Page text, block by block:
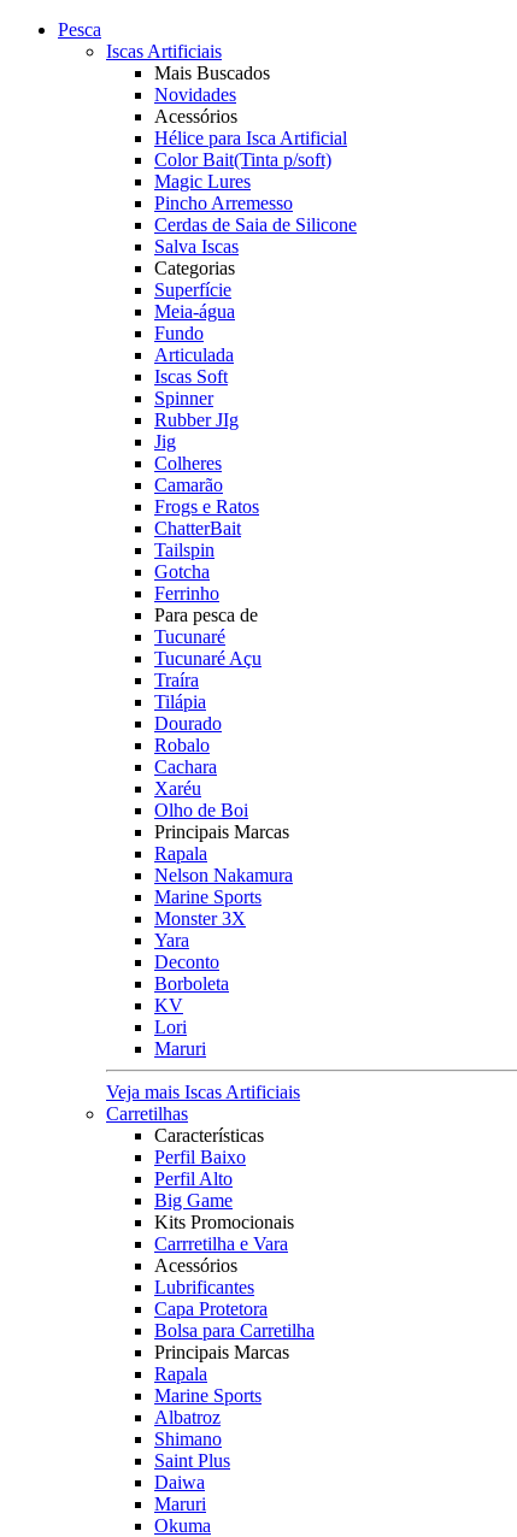
Pesca
Iscas Artificiais
Mais Buscados
Novidades
Acessórios
Hélice para Isca Artificial
Color Bait(Tinta p/soft)
Magic Lures
Pincho Arremesso
Cerdas de Saia de Silicone
Salva Iscas
Categorias
Superfície
Meia-água
Fundo
Articulada
Iscas Soft
Spinner
Rubber JIg
Jig
Colheres
Camarão
Frogs e Ratos
ChatterBait
Tailspin
Gotcha
Ferrinho
Para pesca de
Tucunaré
Tucunaré Açu
Traíra
Tilápia
Dourado
Robalo
Cachara
Xaréu
Olho de Boi
Principais Marcas
Rapala
Nelson Nakamura
Marine Sports
Monster 3X
Yara
Deconto
Borboleta
KV
Lori
Maruri
Veja mais Iscas Artificiais
Carretilhas
Características
Perfil Baixo
Perfil Alto
Big Game
Kits Promocionais
Carrretilha e Vara
Acessórios
Lubrificantes
Capa Protetora
Bolsa para Carretilha
Principais Marcas
Rapala
Marine Sports
Albatroz
Shimano
Saint Plus
Daiwa
Maruri
Okuma